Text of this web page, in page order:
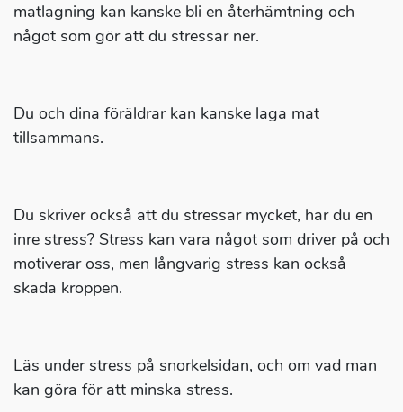
matlagning kan kanske bli en återhämtning och
något som gör att du stressar ner.
Du och dina föräldrar kan kanske laga mat
tillsammans.
Du skriver också att du stressar mycket, har du en
inre stress? Stress kan vara något som driver på och
motiverar oss, men långvarig stress kan också
skada kroppen.
Läs under stress på snorkelsidan, och om vad man
kan göra för att minska stress.